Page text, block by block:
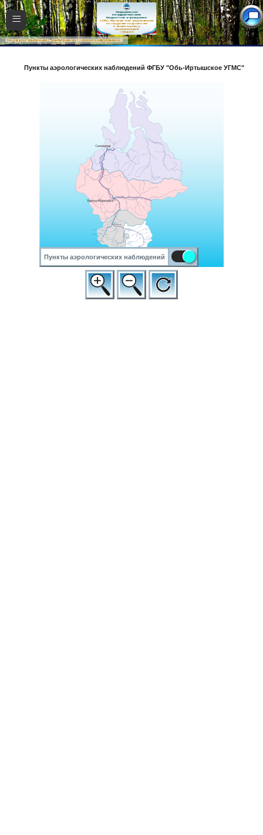
Пункты аэрологических наблюдений ФГБУ "Обь-Иртышское УГМС"
Пункты аэрологических наблюдений
≡